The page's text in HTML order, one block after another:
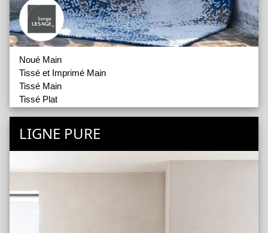
Noué Main
Tissé et Imprimé Main
Tissé Main
Tissé Plat
Tufté Main
LIGNE PURE